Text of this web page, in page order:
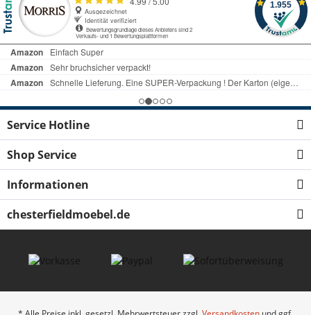
Service Hotline
Shop Service
Informationen
chesterfieldmoebel.de